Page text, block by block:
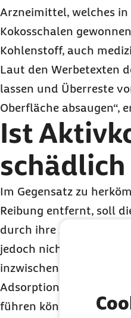
Arzneimittel, welches
Kokosschalen
Kohlenstoff, auch
Laut den Werbetexten
lassen und Überreste
Oberfläche absaugen“,
Ist
schädlich
Im Gegensatz zu
Reibung entfernt, soll
durch ihre
jedoch nicht
inzwischen sogar
Adsorption, sondern
führen könnte. Da die